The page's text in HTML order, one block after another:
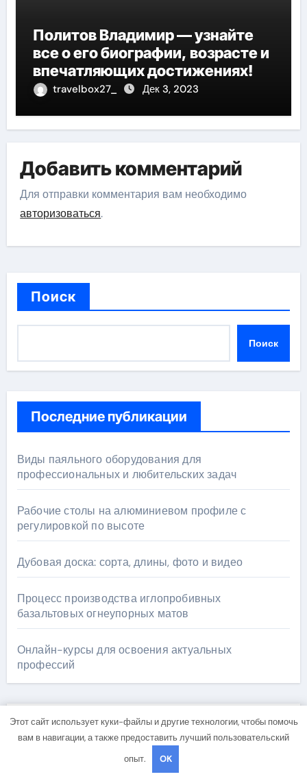
Политов Владимир — узнайте
все о его биографии, возрасте и
впечатляющих достижениях!
travelbox27_ Дек 3, 2023
Добавить комментарий
Для отправки комментария вам необходимо
авторизоваться.
Поиск
Поиск
Последние публикации
Виды паяльного оборудования для
профессиональных и любительских задач
Рабочие столы на алюминиевом профиле с
регулировкой по высоте
Дубовая доска: сорта, длины, фото и видео
Процесс производства иглопробивных
базальтовых огнеупорных матов
Онлайн-курсы для освоения актуальных
профессий
Архив
Этот сайт использует куки-файлы и другие технологии, чтобы помочь
вам в навигации, а также предоставить лучший пользовательский
опыт.
OK